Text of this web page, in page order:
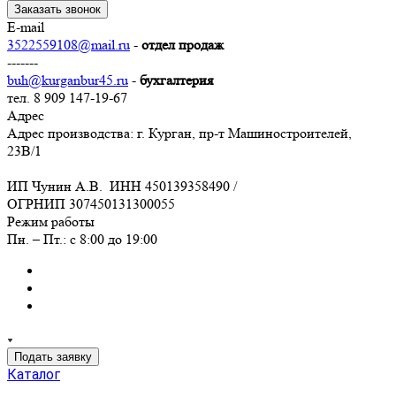
Заказать звонок
E-mail
3522559108@mail.ru - отдел продаж
-------
buh@kurganbur45.ru - бухгалтерия
тел. 8 909 147-19-67
Адрес
Адрес производства: г. Курган, пр-т Машиностроителей,
23В/1
ИП Чунин А.В. ИНН 450139358490 /
ОГРНИП 307450131300055
Режим работы
Пн. – Пт.: с 8:00 до 19:00
Подать заявку
Каталог